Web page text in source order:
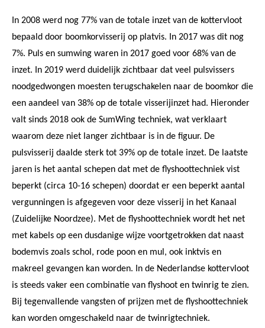
In 2008 werd nog 77% van de totale inzet van de kottervloot
bepaald door boomkorvisserij op platvis. In 2017 was dit nog
7%. Puls en sumwing waren in 2017 goed voor 68% van de
inzet. In 2019 werd duidelijk zichtbaar dat veel pulsvissers
noodgedwongen moesten terugschakelen naar de boomkor die
een aandeel van 38% op de totale visserijinzet had. Hieronder
valt sinds 2018 ook de SumWing techniek, wat verklaart
waarom deze niet langer zichtbaar is in de figuur. De
pulsvisserij daalde sterk tot 39% op de totale inzet. De laatste
jaren is het aantal schepen dat met de flyshoottechniek vist
beperkt (circa 10-16 schepen) doordat er een beperkt aantal
vergunningen is afgegeven voor deze visserij in het Kanaal
(Zuidelijke Noordzee). Met de flyshoottechniek wordt het net
met kabels op een dusdanige wijze voortgetrokken dat naast
bodemvis zoals schol, rode poon en mul, ook inktvis en
makreel gevangen kan worden. In de Nederlandse kottervloot
is steeds vaker een combinatie van flyshoot en twinrig te zien.
Bij tegenvallende vangsten of prijzen met de flyshoottechniek
kan worden omgeschakeld naar de twinrigtechniek.